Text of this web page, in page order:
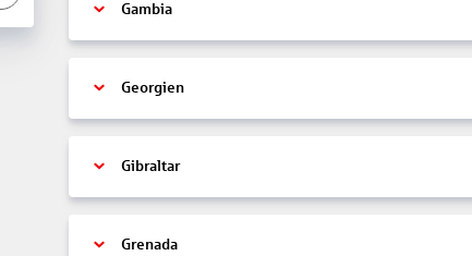
Gambia
Georgien
Gibraltar
Grenada